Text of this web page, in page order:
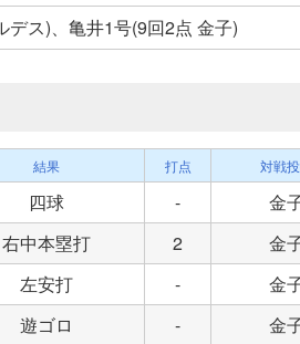
デス)、亀井1号(9回2点 金子)
結果 打点 対戦
四球 -
金
右中本塁打 2
金
左安打 -
金
遊ゴロ -
金